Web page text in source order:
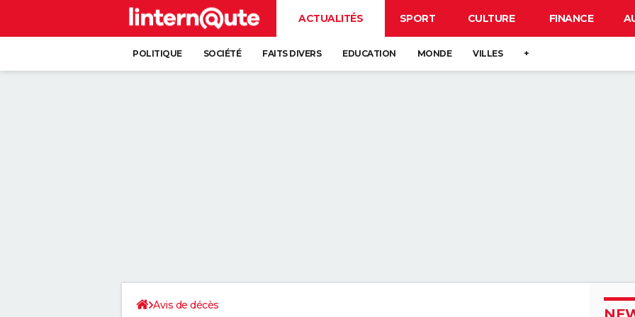
ACTUALITÉS SPORT CULTURE FINANCE
POLITIQUE SOCIÉTÉ FAITS DIVERS EDUCATION MONDE VILLES +
Avis de décès